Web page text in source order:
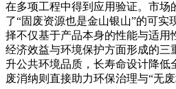
在多项工程中得到应用验证。市场
了“固废资源也是金山银山”的可实
择不仅基于产品本身的性能与适用
经济效益与环境保护方面形成的
升公共环境品质，长寿命设计降低
废消纳则直接助力环保治理与“无废